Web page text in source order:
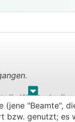
. .
die
(jene "Beamte",
bzw. genutzt; es